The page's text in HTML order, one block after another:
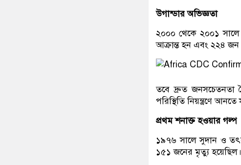
উগান্ডার অভিজ্ঞতা
২০০০ থেকে ২০০১ সালে
আক্রান্ত হন এবং ২২৪ জন
তবে দ্রুত জনসচেতনতা
পরিস্থিতি নিয়ন্ত্রণে
প্রথম শনাক্ত হওয়ার গল্প
১৯৭৬ সালে সুদান ও
১৫১ জনের মৃত্যু